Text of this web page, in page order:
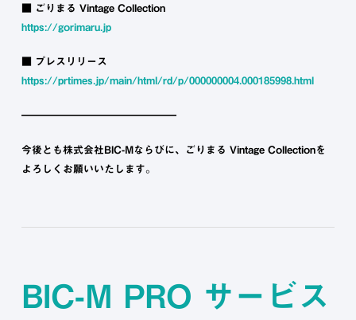
■ ごりまる Vintage Collection
https://gorimaru.jp
■ プレスリリース
https://prtimes.jp/main/html/rd/p/000000004.000185998.html
━━━━━━━━━━━━━━━
今後とも株式会社BIC-Mならびに、ごりまる Vintage Collectionを
よろしくお願いいたします。
BIC-M PRO サービス